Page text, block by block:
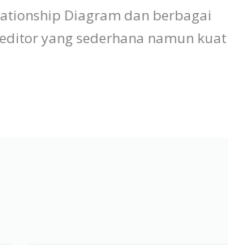
Diagram dan berbagai
yang sederhana namun kuat